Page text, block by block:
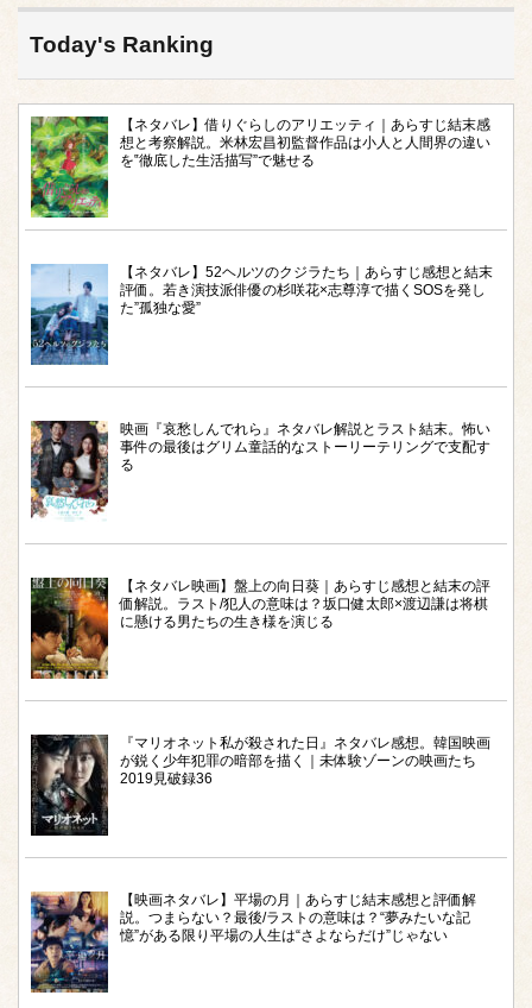
Today's Ranking
【ネタバレ】借りぐらしのアリエッティ｜あらすじ結末感
想と考察解説。米林宏昌初監督作品は小人と人間界の違い
を‟徹底した生活描写”で魅せる
【ネタバレ】52ヘルツのクジラたち｜あらすじ感想と結末
評価。若き演技派俳優の杉咲花×志尊淳で描くSOSを発し
た”孤独な愛”
映画『哀愁しんでれら』ネタバレ解説とラスト結末。怖い
事件の最後はグリム童話的なストーリーテリングで支配す
る
【ネタバレ映画】盤上の向日葵｜あらすじ感想と結末の評
価解説。ラスト/犯人の意味は？坂口健太郎×渡辺謙は将棋
に懸ける男たちの生き様を演じる
『マリオネット私が殺された日』ネタバレ感想。韓国映画
が鋭く少年犯罪の暗部を描く｜未体験ゾーンの映画たち
2019見破録36
【映画ネタバレ】平場の月｜あらすじ結末感想と評価解
説。つまらない？最後/ラストの意味は？“夢みたいな記
憶”がある限り平場の人生は“さよならだけ”じゃない